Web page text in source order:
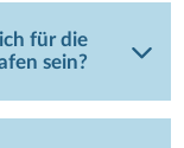
für die
sein?